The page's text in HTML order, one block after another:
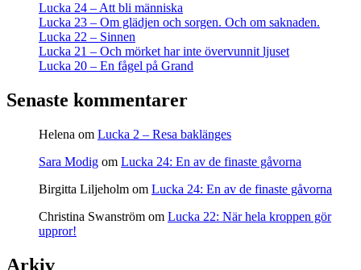
Lucka 24 – Att bli människa
Lucka 23 – Om glädjen och sorgen. Och om saknaden.
Lucka 22 – Sinnen
Lucka 21 – Och mörket har inte övervunnit ljuset
Lucka 20 – En fågel på Grand
Senaste kommentarer
Helena om Lucka 2 – Resa baklänges
Sara Modig om Lucka 24: En av de finaste gåvorna
Birgitta Liljeholm om Lucka 24: En av de finaste gåvorna
Christina Swanström om Lucka 22: När hela kroppen gör
uppror!
Arkiv